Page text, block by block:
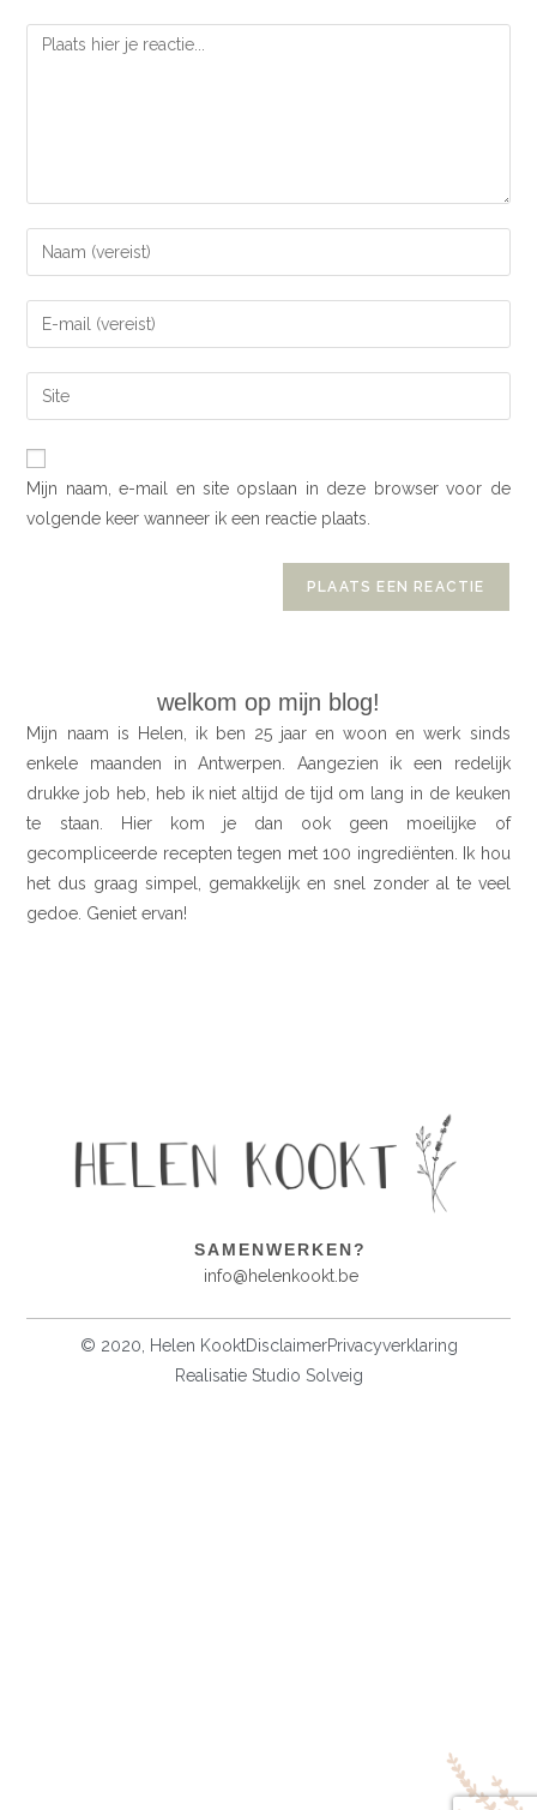
Mijn naam, e-mail en site opslaan in deze browser voor de
volgende keer wanneer ik een reactie plaats.
welkom op mijn blog!
Mijn naam is Helen, ik ben 25 jaar en woon en werk sinds
enkele maanden in Antwerpen. Aangezien ik een redelijk
drukke job heb, heb ik niet altijd de tijd om lang in de keuken
te staan. Hier kom je dan ook geen moeilijke of
gecompliceerde recepten tegen met 100 ingrediënten. Ik hou
het dus graag simpel, gemakkelijk en snel zonder al te veel
gedoe. Geniet ervan!
SAMENWERKEN?
info@helenkookt.be
© 2020, Helen KooktDisclaimerPrivacyverklaring
Realisatie Studio Solveig